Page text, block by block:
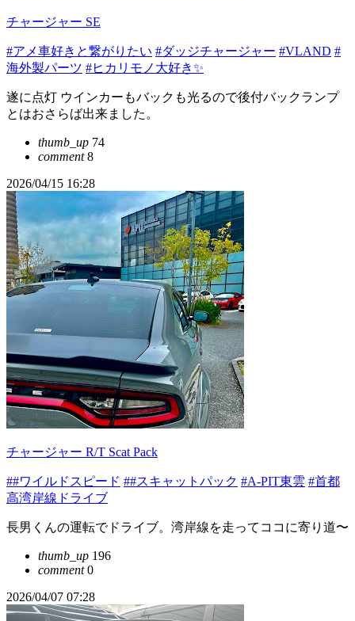
チャージャー SE
#アメ車好きと繋がりたい #ダッジチャージャー #VLAND #
海外製パーツ #ヒカリモノ大好き✨
遂に点灯 ウインカーもバックも光るので後付バックランプ
とはおさらば出来ました。
thumb_up 74
comment8
2026/04/15 16:28
チャージャー R/T Scat Pack
##ワイルドスピード ##スキャットパック #A-PIT東雲 #首都
高湾岸線ドライブ
長男くんの運転でドライブ。湾岸線を走ってココに寄り道〜
thumb_up 196
comment0
2026/04/07 07:28